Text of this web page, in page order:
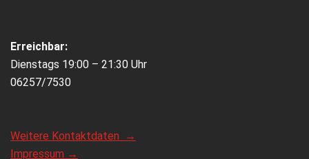
Erreichbar:
Dienstags 19:00 – 21:30 Uhr
06257/7530
Weitere Kontaktdaten →
Impressum →